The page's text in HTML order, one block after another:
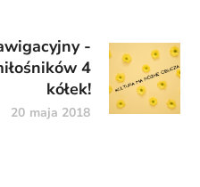
-
4
kółek!
20 maja 2018